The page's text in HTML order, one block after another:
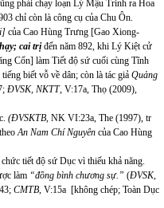
phải chạy loạn Lý Mậu Trinh ra Hoa
chỉ còn là công cụ của Chu Ôn.
của Cao Hùng Trưng [Gao Xiong-
cai trịđến năm 892, khi Lý Kiệt cử
Cổn] làm Tiết độ sứ cuối cùng Tĩnh
biết vỗ về dân; còn là tác giả Quảng
ĐVSK, NKTT, V:17a, Thọ (2009),
(ĐVSKTB, NK VI:23a, The (1997), tr
An Nam Chí Nguyên của Cao Hùng
tiết độ sứ Dục vì thiếu khả năng.
làm “đồng bình chương sự.” (ĐVSK,
CMTB, V:15a [không chép; Toàn Dục